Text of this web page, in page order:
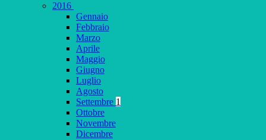
2016
Gennaio
Febbraio
Marzo
Aprile
Maggio
Giugno
Luglio
Agosto
Settembre 1
Ottobre
Novembre
Dicembre